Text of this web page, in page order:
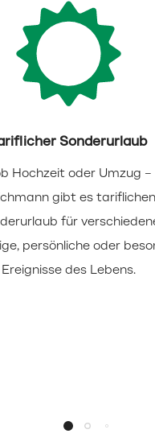
Sonderurlaub
Hochzeit oder Umzug –
gibt es tariflichen
für
persönliche oder
Ereignisse des Lebens.